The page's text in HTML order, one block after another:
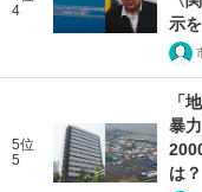
4
示
5位
5
「
暴
は？